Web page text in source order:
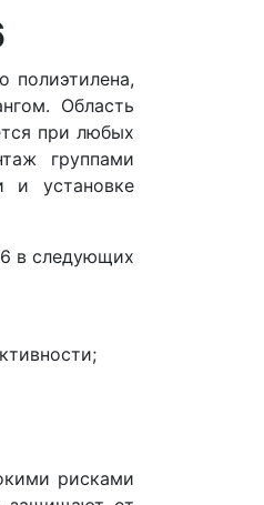
Область
при любых
группами
и установке
в следующих
рисками